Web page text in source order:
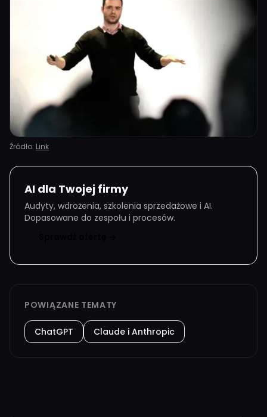
Źródło: Link
AI dla Twojej firmy
Audyty, wdrożenia, szkolenia sprzedażowe i AI.
Dopasowane do zespołu i procesów.
POWIĄZANE TEMATY
ChatGPT Claude i Anthropic